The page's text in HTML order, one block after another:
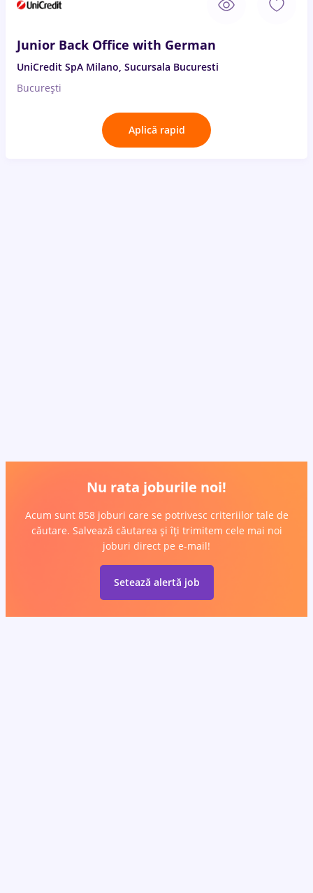
Junior Back Office with German
UniCredit SpA Milano, Sucursala Bucuresti
București
Aplică rapid
Nu rata joburile noi!
Acum sunt 858 joburi care se potrivesc criteriilor tale de
căutare. Salvează căutarea și îți trimitem cele mai noi
joburi direct pe e-mail!
Setează alertă job